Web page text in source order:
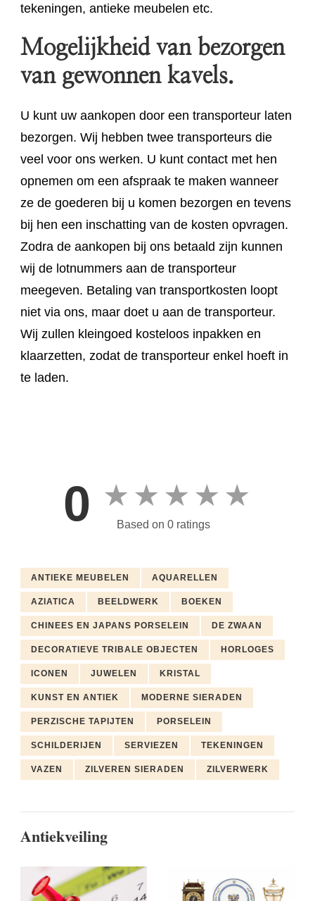
tekeningen, antieke meubelen etc.
Mogelijkheid van bezorgen
van gewonnen kavels.
U kunt uw aankopen door een transporteur laten
bezorgen. Wij hebben twee transporteurs die
veel voor ons werken. U kunt contact met hen
opnemen om een afspraak te maken wanneer
ze de goederen bij u komen bezorgen en tevens
bij hen een inschatting van de kosten opvragen.
Zodra de aankopen bij ons betaald zijn kunnen
wij de lotnummers aan de transporteur
meegeven. Betaling van transportkosten loopt
niet via ons, maar doet u aan de transporteur.
Wij zullen kleingoed kosteloos inpakken en
klaarzetten, zodat de transporteur enkel hoeft in
te laden.
0 ★ ★ ★ ★ ★
Based on 0 ratings
ANTIEKE MEUBELEN AQUARELLEN
AZIATICA BEELDWERK BOEKEN
CHINEES EN JAPANS PORSELEIN DE ZWAAN
DECORATIEVE TRIBALE OBJECTEN HORLOGES
ICONEN JUWELEN KRISTAL
KUNST EN ANTIEK MODERNE SIERADEN
PERZISCHE TAPIJTEN PORSELEIN
SCHILDERIJEN SERVIEZEN TEKENINGEN
VAZEN ZILVEREN SIERADEN ZILVERWERK
Antiekveiling